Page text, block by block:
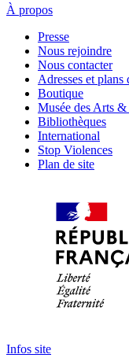
À propos
Presse
Nous rejoindre
Nous contacter
Adresses et plans
Boutique
Musée des Arts
Bibliothèques
International
Stop Violences
Plan de site
Infos site